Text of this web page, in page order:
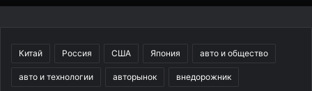
Китай Россия США Япония авто и общество
авто и технологии авторынок внедорожник